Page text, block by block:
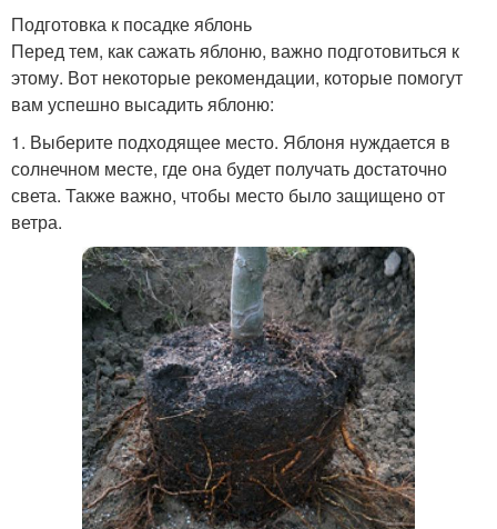
Подготовка к посадке яблонь
Перед тем, как сажать яблоню, важно подготовиться к
этому. Вот некоторые рекомендации, которые помогут
вам успешно высадить яблоню:
1. Выберите подходящее место. Яблоня нуждается в
солнечном месте, где она будет получать достаточно
света. Также важно, чтобы место было защищено от
ветра.